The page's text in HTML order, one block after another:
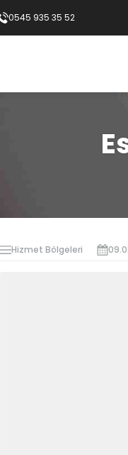
0545 935 35 52
Hizmet Bölgeleri